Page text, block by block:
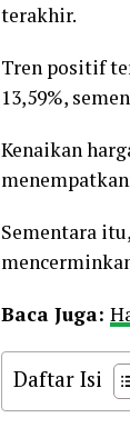
terakhir.
Tren positif
13,59%,
Kenaikan
Sementara
Baca Juga:
Daftar Isi